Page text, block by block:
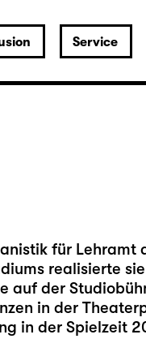
Service
für Lehramt
realisierte
auf der
in der
in der Spielzeit